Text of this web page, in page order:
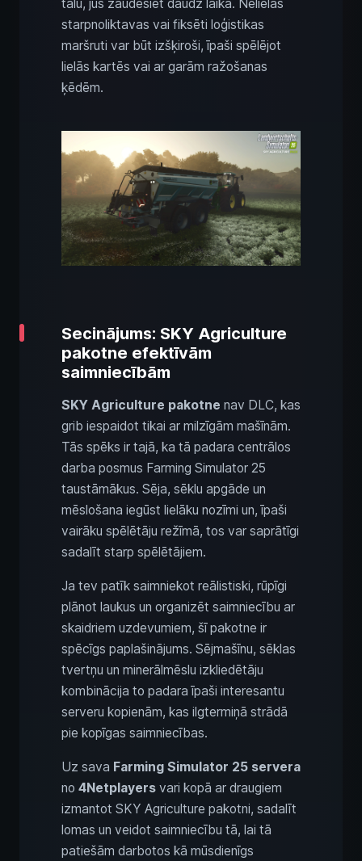
tālu, jūs zaudēsiet daudz laika. Nelielas
starpnoliktavas vai fiksēti loģistikas
maršruti var būt izšķiroši, īpaši spēlējot
lielās kartēs vai ar garām ražošanas
ķēdēm.
Secinājums: SKY Agriculture
pakotne efektīvām
saimniecībām
SKY Agriculture pakotne nav DLC, kas
grib iespaidot tikai ar milzīgām mašīnām.
Tās spēks ir tajā, ka tā padara centrālos
darba posmus Farming Simulator 25
taustāmākus. Sēja, sēklu apgāde un
mēslošana iegūst lielāku nozīmi un, īpaši
vairāku spēlētāju režīmā, tos var saprātīgi
sadalīt starp spēlētājiem.
Ja tev patīk saimniekot reālistiski, rūpīgi
plānot laukus un organizēt saimniecību ar
skaidriem uzdevumiem, šī pakotne ir
spēcīgs paplašinājums. Sējmašīnu, sēklas
tvertņu un minerālmēslu izkliedētāju
kombinācija to padara īpaši interesantu
serveru kopienām, kas ilgtermiņā strādā
pie kopīgas saimniecības.
Uz sava Farming Simulator 25 servera
no 4Netplayers vari kopā ar draugiem
izmantot SKY Agriculture pakotni, sadalīt
lomas un veidot saimniecību tā, lai tā
patiešām darbotos kā mūsdienīgs